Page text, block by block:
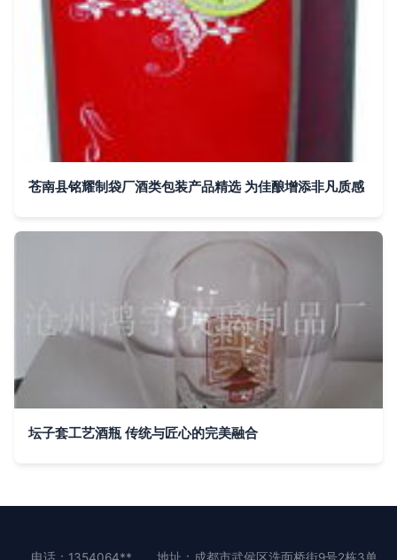
苍南县铭耀制袋厂酒类包装产品精选 为佳酿增添非凡质感
坛子套工艺酒瓶 传统与匠心的完美融合